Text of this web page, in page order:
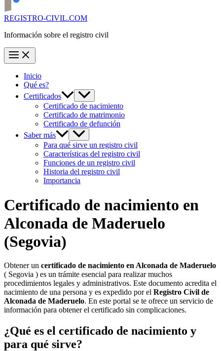
REGISTRO-CIVIL.COM
Información sobre el registro civil
Inicio
Qué es?
Certificados
Certificado de nacimiento
Certificado de matrimonio
Certificado de defunción
Saber más
Para qué sirve un registro civil
Características del registro civil
Funciones de un registro civil
Historia del registro civil
Importancia
Certificado de nacimiento en
Alconada de Maderuelo
(Segovia)
Obtener un certificado de nacimiento en Alconada de Maderuelo
( Segovia ) es un trámite esencial para realizar muchos
procedimientos legales y administrativos. Este documento acredita el
nacimiento de una persona y es expedido por el Registro Civil de
Alconada de Maderuelo. En este portal se te ofrece un servicio de
información para obtener el certificado sin complicaciones.
¿Qué es el certificado de nacimiento y
para qué sirve?